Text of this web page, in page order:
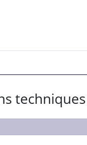
techniques